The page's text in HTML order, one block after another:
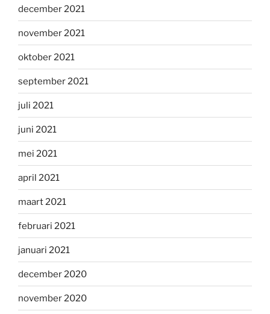
december 2021
november 2021
oktober 2021
september 2021
juli 2021
juni 2021
mei 2021
april 2021
maart 2021
februari 2021
januari 2021
december 2020
november 2020